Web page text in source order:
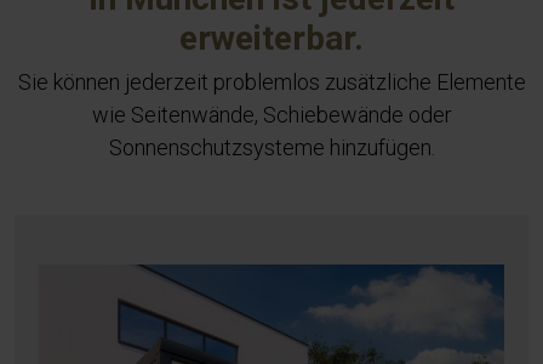
erweiterbar.
Sie können jederzeit problemlos zusätzliche Elemente
wie Seitenwände, Schiebewände oder
Sonnenschutzsysteme hinzufügen.